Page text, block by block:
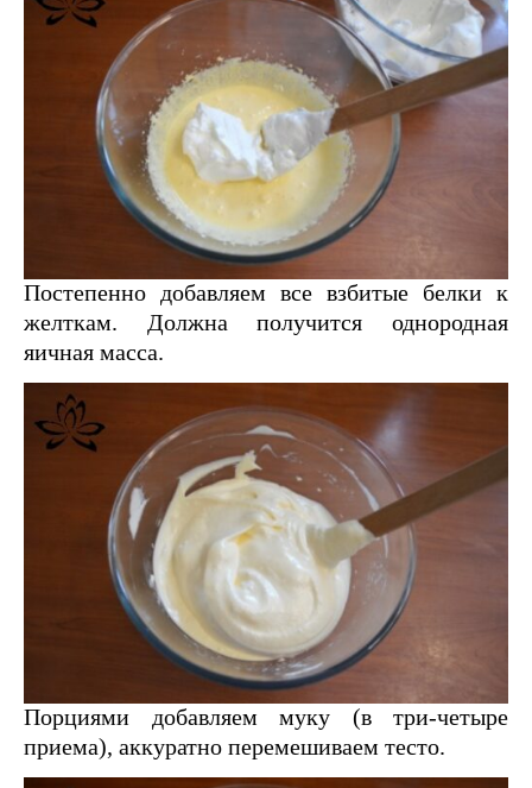
Постепенно добавляем все взбитые белки к
желткам. Должна получится однородная
яичная масса.
Порциями добавляем муку (в три-четыре
приема), аккуратно перемешиваем тесто.